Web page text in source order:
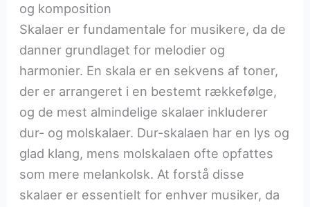
og komposition
Skalaer er fundamentale for musikere, da de
danner grundlaget for melodier og
harmonier. En skala er en sekvens af toner,
der er arrangeret i en bestemt rækkefølge,
og de mest almindelige skalaer inkluderer
dur- og molskalaer. Dur-skalaen har en lys og
glad klang, mens molskalaen ofte opfattes
som mere melankolsk. At forstå disse
skalaer er essentielt for enhver musiker, da